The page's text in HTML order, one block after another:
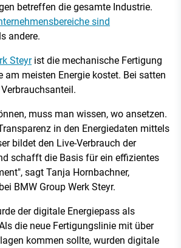
betreffen die gesamte Industrie.
sind
andere.
Steyrist die mechanische Fertigung
am meisten Energie kostet. Bei satten
muss man wissen, wo ansetzen.
in den Energiedaten mittels
bildet den Live-Verbrauch der
schafft die Basis für ein effizientes
sagt Tanja Hornbachner,
BMW Group Werk Steyr.
der digitale Energiepass als
die neue Fertigungslinie mit über
kommen sollte, wurden digitale